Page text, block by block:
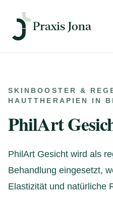
SKINBOOSTER &
HAUTTHERAPIEN IN
PhilArt
PhilArt Gesicht wird als
Behandlung eingesetzt,
Elastizität und natürliche